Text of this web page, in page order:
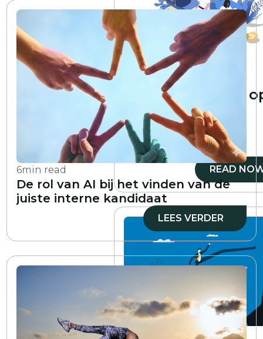
6min read
De rol van AI bij het vinden van de
juiste interne kandidaat
LEES VERDER
min read
Hoe word je een
vaardigheden
gebaseerde
organisatie
READ
6min read